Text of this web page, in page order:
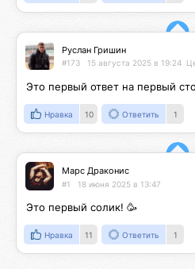
Руслан Гришин
#173 15 августа 2025 в 19:24
Это первый ответ на первый
Нравка 10 Ответить 1
Марс Драконис
#1 18 июня 2025 в 13:47
Это первый солик! 🥳
Нравка 11 Ответить 1